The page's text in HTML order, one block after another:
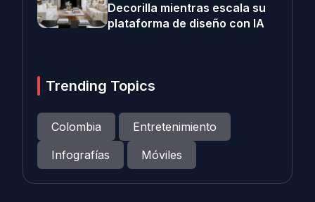
Decorilla mientras escala su
plataforma de diseño con IA
Trending Topics
Colombia
Entretenimiento
Infografías
Móviles